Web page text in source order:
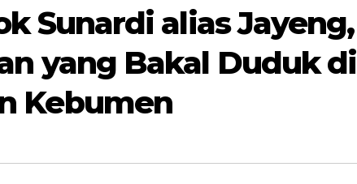
Sunardi alias Jayeng,
yang Bakal Duduk di
Kebumen